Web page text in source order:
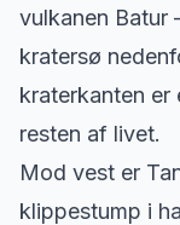
vulkanen Batur
kratersø
kraterkanten er
resten af livet.
Mod vest er
klippestump i